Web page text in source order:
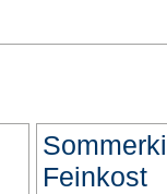
Feinkost